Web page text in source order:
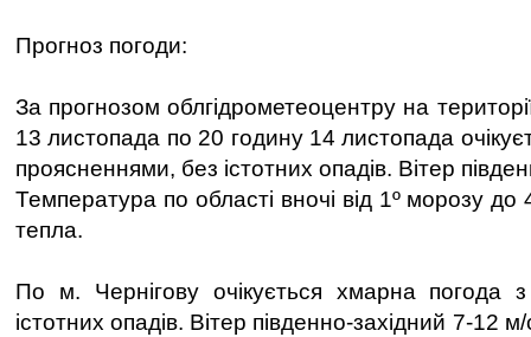
Прогноз погоди:
За прогнозом облгідрометеоцентру на
13 листопада по 20 годину 14 листопада
проясненнями, без істотних опадів. Вітер
Температура по області вночі від 1º морозу до
тепла.
По м. Чернігову очікується хмарна погода
істотних опадів. Вітер південно-західний 7-12